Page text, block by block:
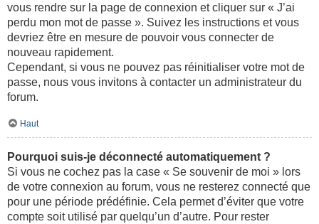
vous rendre sur la page de connexion et cliquer sur « J’ai
perdu mon mot de passe ». Suivez les instructions et vous
devriez être en mesure de pouvoir vous connecter de
nouveau rapidement.
Cependant, si vous ne pouvez pas réinitialiser votre mot de
passe, nous vous invitons à contacter un administrateur du
forum.
Haut
Pourquoi suis-je déconnecté automatiquement ?
Si vous ne cochez pas la case « Se souvenir de moi » lors
de votre connexion au forum, vous ne resterez connecté que
pour une période prédéfinie. Cela permet d’éviter que votre
compte soit utilisé par quelqu’un d’autre. Pour rester